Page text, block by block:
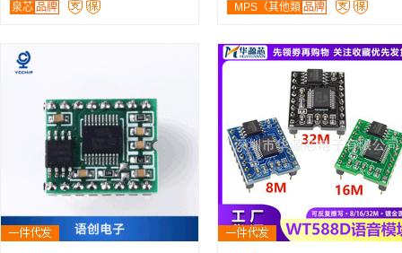
泉芯 品牌
MPS（其他類 品牌